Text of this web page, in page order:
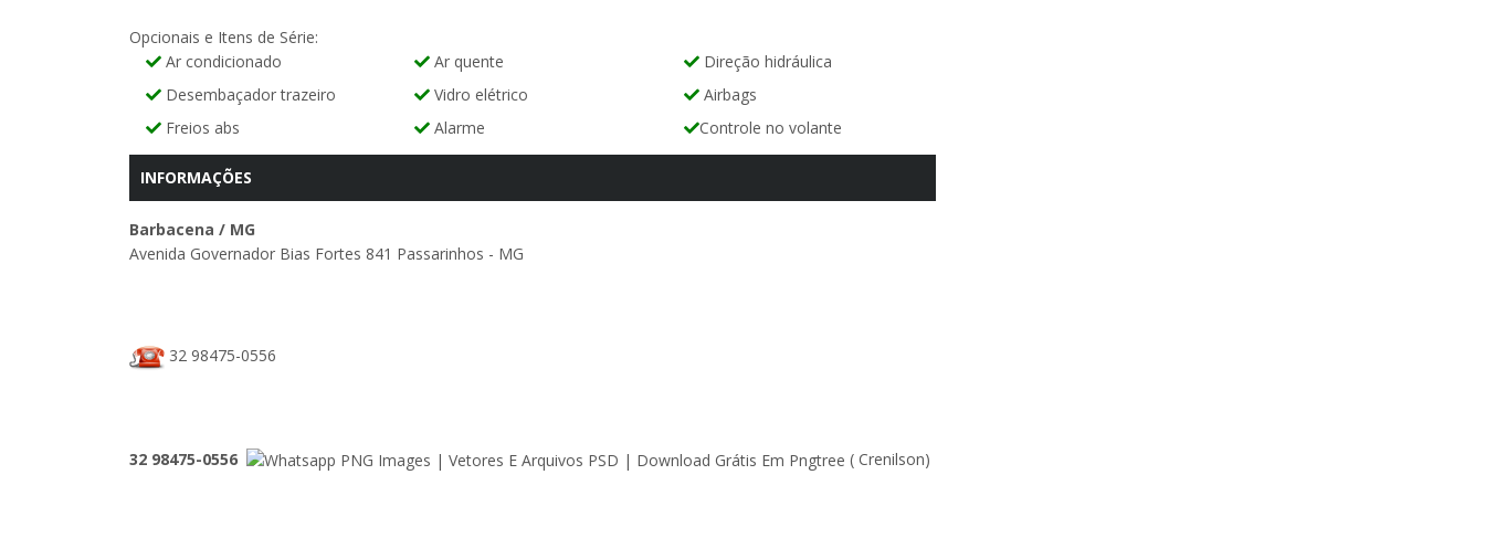
Opcionais e Itens de Série:
Ar condicionado
Ar quente
Direção hidráulica
Desembaçador trazeiro
Vidro elétrico
Airbags
Freios abs
Alarme Controle no volante
INFORMAÇÕES
Barbacena / MG
Avenida Governador Bias Fortes 841 Passarinhos - MG
32 98475-0556
32 98475-0556 ( Crenilson)